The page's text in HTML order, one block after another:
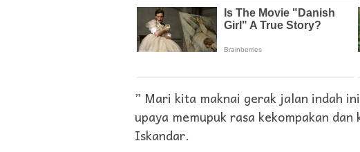
” Mari kita maknai gerak jalan indah
upaya memupuk rasa kekompakan
Iskandar.